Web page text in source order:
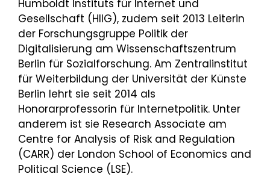
Humboldt Instituts für Internet und
Gesellschaft (HIIG), zudem seit 2013 Leiterin
der Forschungsgruppe Politik der
Digitalisierung am Wissenschaftszentrum
Berlin für Sozialforschung. Am Zentralinstitut
für Weiterbildung der Universität der Künste
Berlin lehrt sie seit 2014 als
Honorarprofessorin für Internetpolitik. Unter
anderem ist sie Research Associate am
Centre for Analysis of Risk and Regulation
(CARR) der London School of Economics and
Political Science (LSE).